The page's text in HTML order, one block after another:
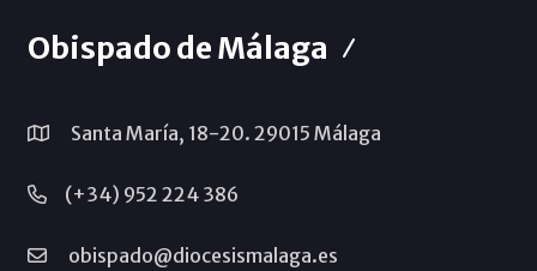
Obispado de Málaga
Santa María, 18-20. 29015 Málaga
(+34) 952 224 386
obispado@diocesismalaga.es